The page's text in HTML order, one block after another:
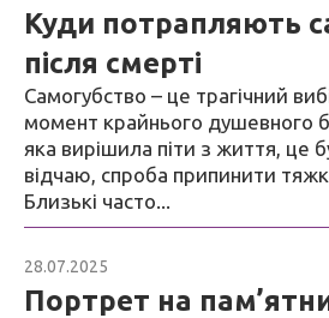
Куди потрапляють
після смерті
Самогубство – це трагічний
момент крайнього душевного
яка вирішила піти з життя, це
відчаю, спроба припинити
Близькі часто...
28.07.2025
Портрет на